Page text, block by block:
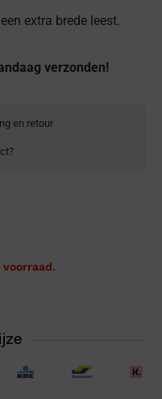
extra brede leest.
verzonden!
en retour